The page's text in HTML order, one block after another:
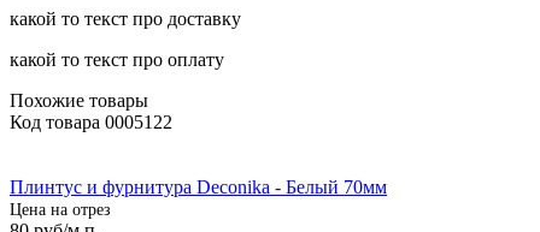
какой то текст про доставку
какой то текст про оплату
Похожие товары
Код товара 0005122
Плинтус и фурнитура Deconika - Белый 70мм
Цена на отрез